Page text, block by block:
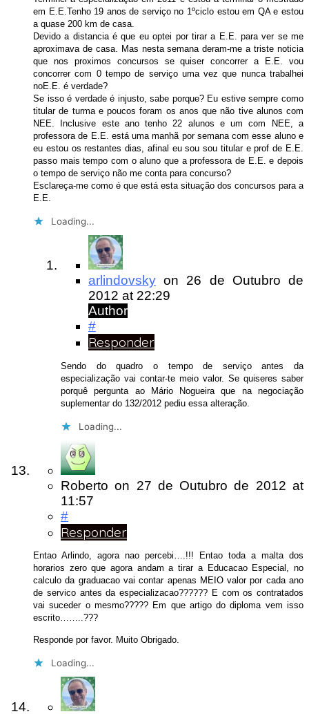
em E.E.Tenho 19 anos de serviço no 1ºciclo estou em QA e estou
a quase 200 km de casa.
Devido a distancia é que eu optei por tirar a E.E. para ver se me
aproximava de casa. Mas nesta semana deram-me a triste noticia
que nos proximos concursos se quiser concorrer a E.E. vou
concorrer com 0 tempo de serviço uma vez que nunca trabalhei
noE.E. é verdade?
Se isso é verdade é injusto, sabe porque? Eu estive sempre como
titular de turma e poucos foram os anos que não tive alunos com
NEE. Inclusive este ano tenho 22 alunos e um com NEE, a
professora de E.E. está uma manhã por semana com esse aluno e
eu estou os restantes dias, afinal eu sou sou titular e prof de E.E.
passo mais tempo com o aluno que a professora de E.E. e depois
o tempo de serviço não me conta para concurso?
Esclareça-me como é que está esta situação dos concursos para a
E.E.
Loading...
arlindovsky on 26 de Outubro de
2012 at 22:29
Author
#
Responder
Sendo do quadro o tempo de serviço antes da
especialização vai contar-te meio valor. Se quiseres saber
porquê pergunta ao Mário Nogueira que na negociação
suplementar do 132/2012 pediu essa alteração.
Loading...
Roberto on 27 de Outubro de 2012at
11:57
#
Responder
Entao Arlindo, agora nao percebi….!!! Entao toda a malta dos
horarios zero que agora andam a tirar a Educacao Especial, no
calculo da graduacao vai contar apenas MEIO valor por cada ano
de servico antes da especializacao?????? E com os contratados
vai suceder o mesmo????? Em que artigo do diploma vem isso
escrito……..???
Responde por favor. Muito Obrigado.
Loading...